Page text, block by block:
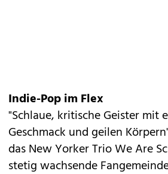
Indie-Pop im Flex
"Schlaue, kritische Geister mit
Geschmack und geilen
das New Yorker Trio We Are
stetig wachsende